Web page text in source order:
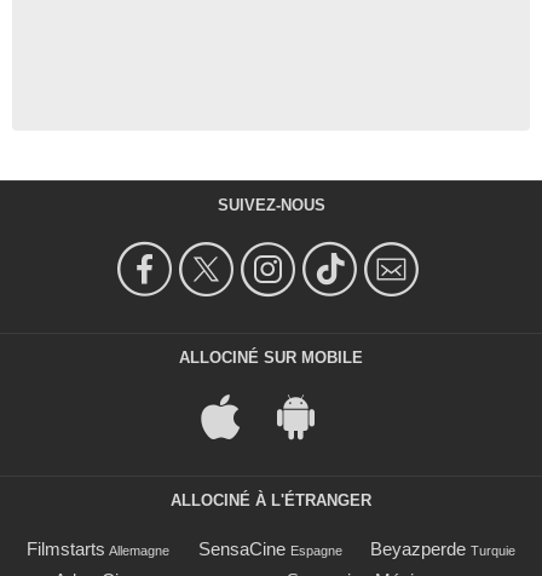
SUIVEZ-NOUS
ALLOCINÉ SUR MOBILE
ALLOCINÉ À L'ÉTRANGER
Filmstarts Allemagne SensaCine Espagne Beyazperde Turquie